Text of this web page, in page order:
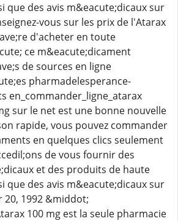
que des avis m&eacute;dicaux sur
vous sur les prix de l'Atarax
d'acheter en toute
ce m&eacute;dicament
de sources en ligne
pharmadelesperance-
en_commander_ligne_atarax
sur le net est une bonne nouvelle
rapide, vous pouvez commander
en quelques clics seulement
de vous fournir des
et des produits de haute
que des avis m&eacute;dicaux sur
1992 &middot;
100 mg est la seule pharmacie